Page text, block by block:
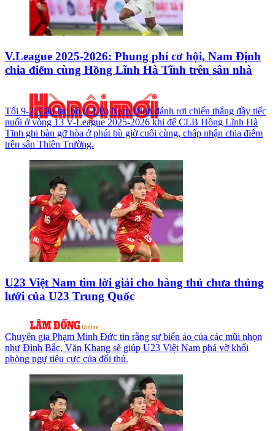
V.League 2025-2026: Phung phí cơ hội, Nam Định
chia điểm cùng Hồng Lĩnh Hà Tĩnh trên sân nhà
Tối 9-2, Câu lạc bộ (CLB) Nam Định đánh rơi chiến thắng đầy tiếc
nuối ở vòng 13 V-League 2025-2026 khi để CLB Hồng Lĩnh Hà
Tĩnh ghi bàn gỡ hòa ở phút bù giờ cuối cùng, chấp nhận chia điểm
trên sân Thiên Trường.
U23 Việt Nam tìm lời giải cho hàng thủ chưa thủng
lưới của U23 Trung Quốc
Chuyên gia Phạm Minh Đức tin rằng sự biến ảo của các mũi nhọn
như Đình Bắc, Văn Khang sẽ giúp U23 Việt Nam phá vỡ khối
phòng ngự tiêu cực của đối thủ.